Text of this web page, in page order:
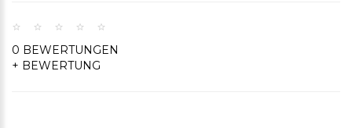
0 BEWERTUNGEN
+ BEWERTUNG